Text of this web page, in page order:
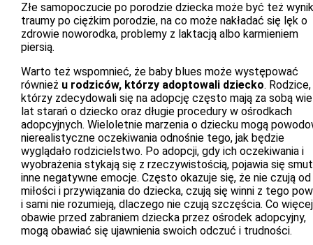
Złe samopoczucie po porodzie dziecka może być też
traumy po ciężkim porodzie, na co może nakładać się lęk o
zdrowie noworodka, problemy z laktacją albo karmieniem
piersią.
Warto też wspomnieć, że baby blues może występować
również u rodziców, którzy adoptowali dziecko. Rodzice,
którzy zdecydowali się na adopcję często mają za sobą
lat starań o dziecko oraz długie procedury w ośrodkach
adopcyjnych. Wieloletnie marzenia o dziecku mogą
nierealistyczne oczekiwania odnośnie tego, jak będzie
wyglądało rodzicielstwo. Po adopcji, gdy ich oczekiwania i
wyobrażenia stykają się z rzeczywistością, pojawia się
inne negatywne emocje. Często okazuje się, że nie czują od
miłości i przywiązania do dziecka, czują się winni z tego
i sami nie rozumieją, dlaczego nie czują szczęścia. Co
obawie przed zabraniem dziecka przez ośrodek adopcyjny,
mogą obawiać się ujawnienia swoich odczuć i trudności.